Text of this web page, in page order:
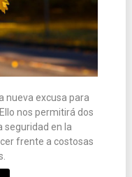
nueva excusa para
nos permitirá dos
seguridad en la
frente a costosas